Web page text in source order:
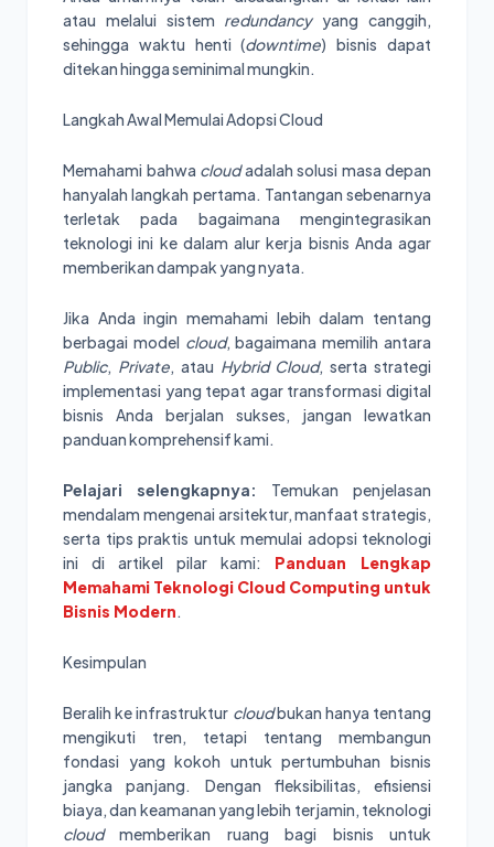
atau melalui sistem redundancyyang canggih,
sehingga waktu henti (downtime) bisnis dapat
ditekan hingga seminimal mungkin.
Langkah Awal Memulai Adopsi Cloud
Memahami bahwa cloudadalah solusi masa depan
hanyalah langkah pertama. Tantangan sebenarnya
terletak pada bagaimana mengintegrasikan
teknologi ini ke dalam alur kerja bisnis Anda agar
memberikan dampak yang nyata.
Jika Anda ingin memahami lebih dalam tentang
berbagai model cloud, bagaimana memilih antara
Public, Private, atau Hybrid Cloud, serta strategi
implementasi yang tepat agar transformasi digital
bisnis Anda berjalan sukses, jangan lewatkan
panduan komprehensif kami.
Pelajari selengkapnya:
Temukan penjelasan
mendalam mengenai arsitektur, manfaat strategis,
serta tips praktis untuk memulai adopsi teknologi
ini di artikel pilar kami: Panduan Lengkap
Memahami Teknologi Cloud Computing untuk
Bisnis Modern.
Kesimpulan
Beralih ke infrastruktur cloudbukan hanya tentang
mengikuti tren, tetapi tentang membangun
fondasi yang kokoh untuk pertumbuhan bisnis
jangka panjang. Dengan fleksibilitas, efisiensi
biaya, dan keamanan yang lebih terjamin, teknologi
cloudmemberikan ruang bagi bisnis untuk